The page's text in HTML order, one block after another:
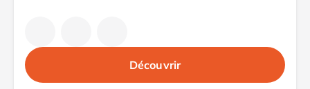
Camping Champagne-Ardenne
Camping Ardennes
Découvrir